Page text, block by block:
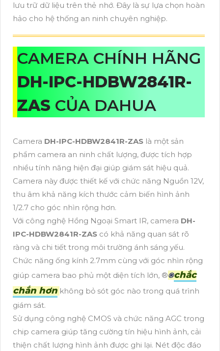
lưu trữ dữ liệu trên thẻ nhớ. Đây là sự lựa chọn hoàn
hảo cho hệ thống an ninh chuyên nghiệp.
CAMERA CHÍNH HÃNG
DH-IPC-HDBW2841R-
ZAS CỦA DAHUA
Camera DH-IPC-HDBW2841R-ZAS là một sản
phẩm camera an ninh chất lượng, được tích hợp
nhiều tính năng hiện đại giúp giám sát hiệu quả.
Camera này được thiết kế với chức năng Nguồn 12V,
thu âm khả năng kích thước cảm biến hình ảnh
1/2.7 cho góc nhìn rộng hơn.
Với công nghệ Hồng Ngoại Smart IR, camera DH-
IPC-HDBW2841R-ZAS có khả năng quan sát rõ
ràng và chi tiết trong môi trường ánh sáng yếu.
Chức năng ống kính 2.7mm cùng với góc nhìn rộng
giúp camera bao phủ một diện tích lớn, ®️®️chắc
chắn hơn không bỏ sót góc nào trong quá trình
giám sát.
Sử dụng công nghệ CMOS và chức năng AGC trong
chip camera giúp tăng cường tín hiệu hình ảnh, cải
thiện chất lượng hình ảnh được ghi lại. Nét độc đáo